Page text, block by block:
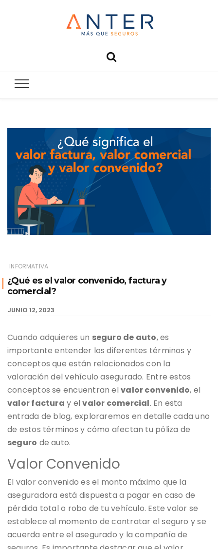
Anter
INFORMATIVA
¿Qué es el valor convenido, factura y
comercial?
JUNIO 12, 2023
Cuando adquieres un seguro de auto, es
importante entender los diferentes términos y
conceptos que están relacionados con la
valoración del vehículo asegurado. Entre estos
conceptos se encuentran elvalor convenido, el
valor factura y elvalor comercial. En esta
entrada de blog, exploraremos en detalle cada uno
de estos términos y cómo afectan tu póliza de
seguro de auto.
Valor Convenido
El valor convenido es el monto máximo que la
aseguradora está dispuesta a pagar en caso de
pérdida total o robo de tu vehículo. Este valor se
establece al momento de contratar el seguro y se
acuerda entre el asegurado y la compañía de